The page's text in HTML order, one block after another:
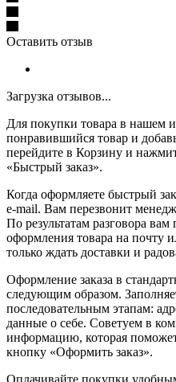
Оставить отзыв
Загрузка отзывов...
Для покупки товара в нашем
понравившийся товар и
перейдите в Корзину и
«Быстрый заказ».
Когда оформляете быстрый
e-mail. Вам перезвонит
По результатам разговора
оформления товара на почту
только ждать доставки и
Оформление заказа в
следующим образом.
последовательным этапам:
данные о себе. Советуем в
информацию, которая
кнопку «Оформить заказ».
Оплачивайте покупки